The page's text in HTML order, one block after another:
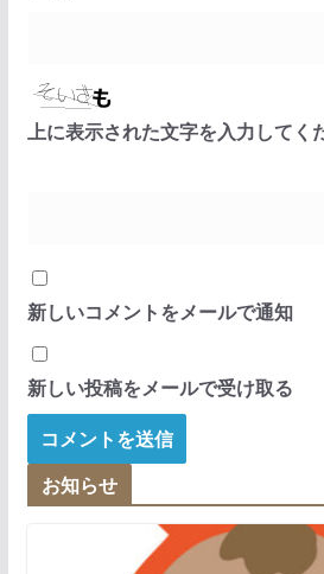
上に表示された文字を入力してく
新しいコメントをメールで通知
新しい投稿をメールで受け取る
お知らせ